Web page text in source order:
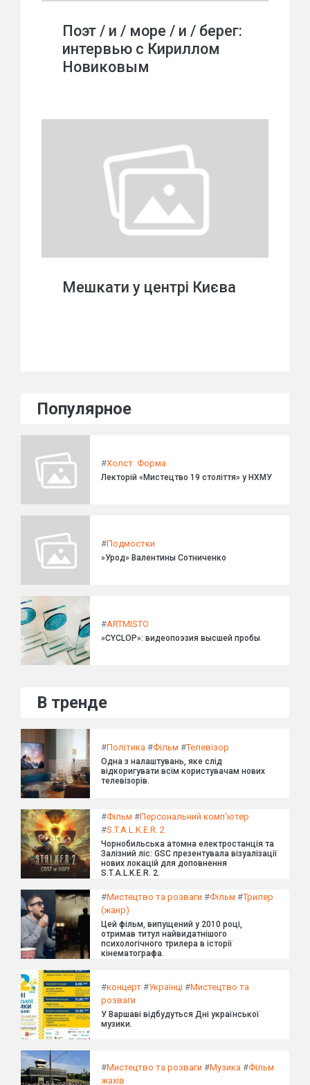
Поэт / и / море / и / берег:
интервью с Кириллом
Новиковым
Мешкати у центрі Києва
Популярное
#Холст. Форма
Лекторій «Мистецтво 19 століття» у НХМУ
#Подмостки
»Урод» Валентины Сотниченко
#ARTMISTO
»CYCLOP»: видеопоэзия высшей пробы
В тренде
#Політика #Фільм #Телевізор
Одна з налаштувань, яке слід
відкоригувати всім користувачам нових
телевізорів.
#Фільм #Персональний комп'ютер
#S.T.A.L.K.E.R. 2
Чорнобильська атомна електростанція та
Залізний ліс: GSC презентувала візуалізації
нових локацій для доповнення
S.T.A.L.K.E.R. 2.
#Мистецтво та розваги #Фільм #Трилер
(жанр)
Цей фільм, випущений у 2010 році,
отримав титул найвидатнішого
психологічного трилера в історії
кінематографа.
#концерт #Українці #Мистецтво та
розваги
У Варшаві відбудуться Дні української
музики.
#Мистецтво та розваги #Музика #Фільм
жахів